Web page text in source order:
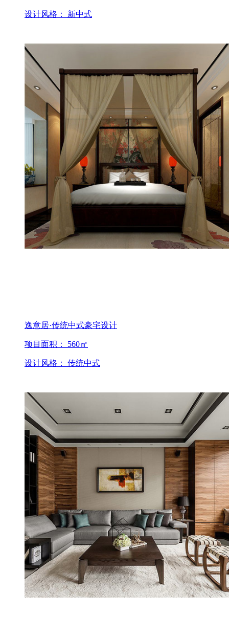
设计风格： 新中式
逸意居·传统中式豪宅设计
项目面积： 560㎡
设计风格： 传统中式